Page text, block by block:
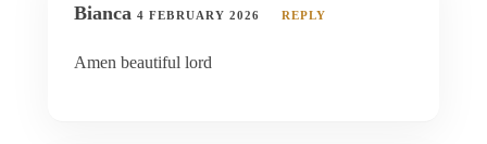
Bianca 4 FEBRUARY 2026 REPLY
Amen beautiful lord